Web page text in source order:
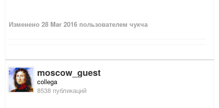
Изменено 28 Mar 2016 пользователем чукча
moscow_guest
collega
8538 публикаций